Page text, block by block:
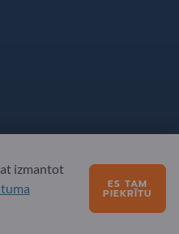
izmantot
ES TAM
PIEKRĪTU